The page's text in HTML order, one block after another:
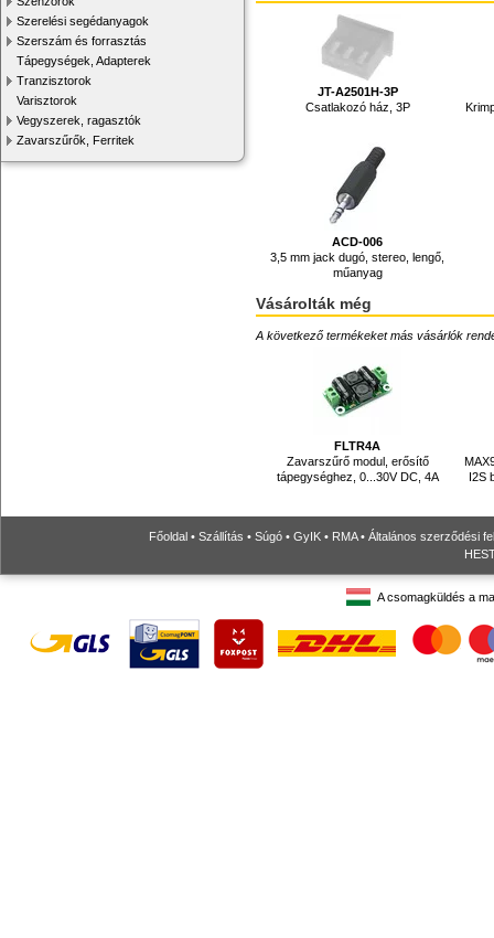
Szerelési segédanyagok
Szerszám és forrasztás
Tápegységek, Adapterek
Tranzisztorok
Varisztorok
Vegyszerek, ragasztók
Zavarszűrők, Ferritek
JT-A2501H-3P
Csatlakozó ház, 3P
ACD-006
3,5 mm jack dugó, stereo, lengő,
műanyag
Vásárolták még
A következő termékeket más vásárlók
FLTR4A
Zavarszűrő modul, erősítő
tápegységhez, 0...30V DC, 4A
I2S
Főoldal • Szállítás • Súgó • GyIK • RMA• Általános szerződési
A csomagküldés a